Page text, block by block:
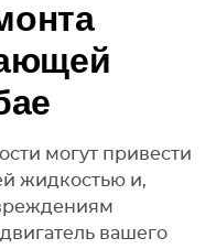
могут привести
жидкостью и,
вашего